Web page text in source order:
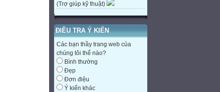
(Trợ giúp kỹ thuật)
ĐIỀU TRA Ý KIẾN
Các bạn thầy trang web của
chúng tôi thế nào?
Bình thường
Đẹp
Đơn điệu
Ý kiến khác